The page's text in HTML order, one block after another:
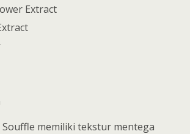
Extract
memiliki tekstur mentega